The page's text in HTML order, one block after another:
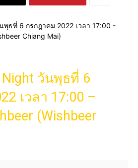
Night วันพุธที่ 6
เวลา 17:00 –
(Wishbeer